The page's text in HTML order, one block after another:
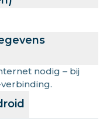
nodig – bij